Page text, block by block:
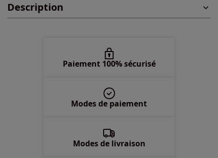
48 -En stock
Description
Paiement 100% sécurisé
Modes de paiement
Modes de livraison